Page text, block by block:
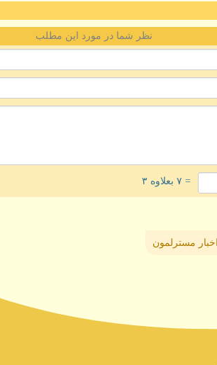
نظر شما در مورد این مطلب
= ۷ بعلاوه ۳
اخبار مسترلمون